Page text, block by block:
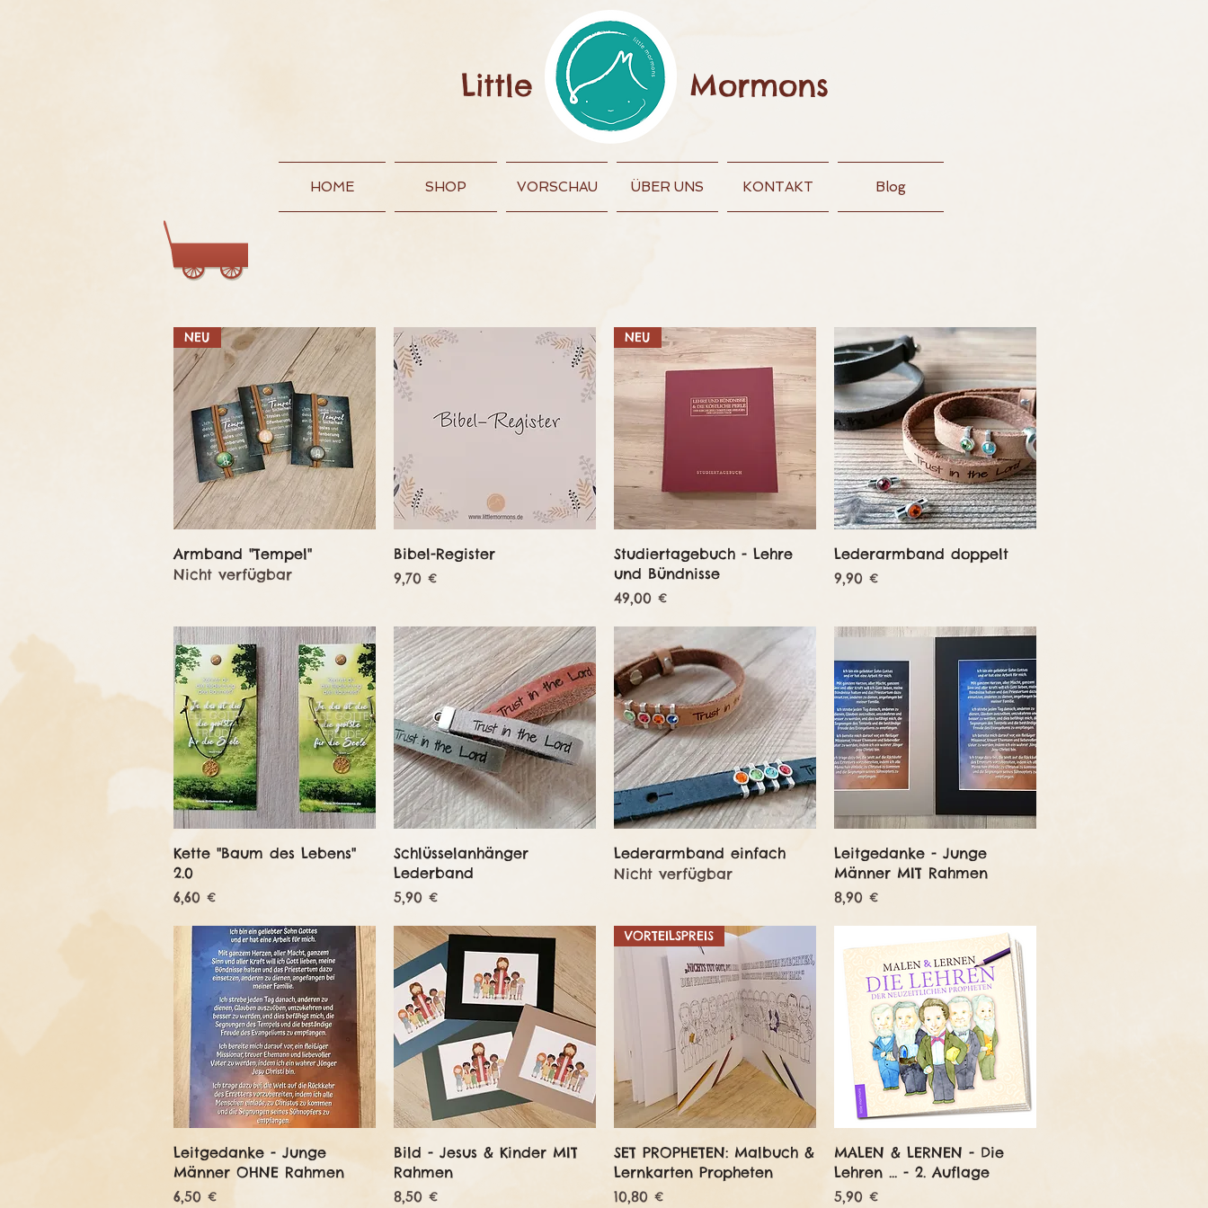
Mormons
Little
HOME SHOP VORSCHAU ÜBER UNS KONTAKT Blog
Wagen:
Schnellansicht
NEU
Armband "Tempel"
Nicht verfügbar
Schnellansicht
Bibel-Register
Preis
9,70 €
Schnellansicht
NEU
Studiertagebuch - Lehre
und Bündnisse
Preis
49,00 €
Schnellansicht
Lederarmband doppelt
Preis
9,90 €
Schnellansicht
Kette "Baum des Lebens"
2.0
Preis
6,60 €
Schnellansicht
Schlüsselanhänger
Lederband
Preis
5,90 €
Schnellansicht
Lederarmband einfach
Nicht verfügbar
Schnellansicht
Leitgedanke - Junge
Männer MIT Rahmen
Preis
8,90 €
Schnellansicht
Leitgedanke - Junge
Männer OHNE Rahmen
Preis
6,50 €
Schnellansicht
Bild - Jesus & Kinder MIT
Rahmen
Preis
8,50 €
Schnellansicht
VORTEILSPREIS
SET PROPHETEN: Malbuch &
Lernkarten Propheten
Preis
10,80 €
Schnellansicht
MALEN & LERNEN - Die
Lehren ... - 2. Auflage
Preis
5,90 €